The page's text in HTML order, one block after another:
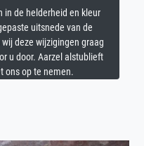
in de helderheid en kleur
uitsnede van de
deze wijzigingen graag
u door. Aarzel alstublieft
ons op te nemen.